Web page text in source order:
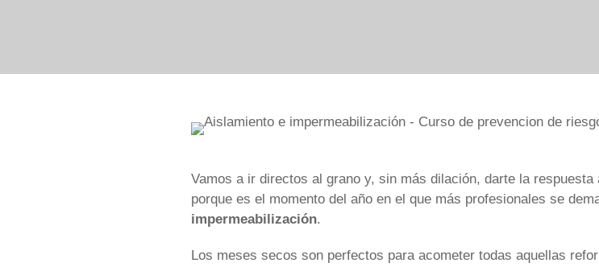
Vamos a ir directos al grano y, sin más dilación, darte la
porque es el momento del año en el que más profesionales se
impermeabilización.
Los meses secos son perfectos para acometer todas aquellas